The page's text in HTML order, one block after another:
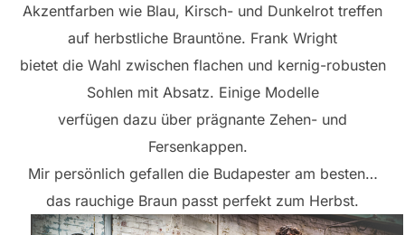
Akzentfarben wie Blau, Kirsch- und Dunkelrot treffen
auf herbstliche Brauntöne. Frank Wright
bietet die Wahl zwischen flachen und kernig-robusten
Sohlen mit Absatz. Einige Modelle
verfügen dazu über prägnante Zehen- und
Fersenkappen.
Mir persönlich gefallen die Budapester am besten…
das rauchige Braun passt perfekt zum Herbst.